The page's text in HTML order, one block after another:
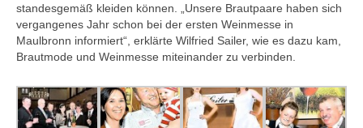
standesgemäß kleiden können. „Unsere Brautpaare haben sich
vergangenes Jahr schon bei der ersten Weinmesse in
Maulbronn informiert“, erklärte Wilfried Sailer, wie es dazu kam,
Brautmode und Weinmesse miteinander zu verbinden.